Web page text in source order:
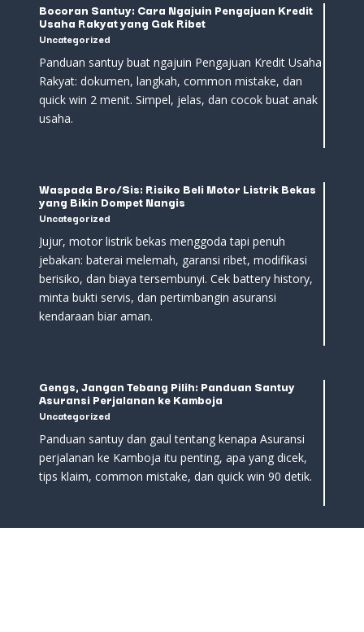
Bocoran Santuy: Cara Ngajuin Pengajuan Kredit
Usaha Rakyat yang Gak Ribet
Uncategorized
Panduan santuy buat ngajuin Pengajuan Kredit Usaha
Rakyat: dokumen, langkah, common mistake, dan
quick win 2 menit. Simpel, jelas, dan cocok buat anak
usaha.
Waspada Bro/Sis: Risiko Beli Motor Listrik Bekas
yang Bikin Dompet Nangis
Uncategorized
Jujur, motor listrik bekas menggoda tapi penuh
jebakan: baterai melemah, garansi ribet, modifikasi
berisiko, dan biaya tersembunyi. Cek battery history,
minta bukti servis, dan pertimbangin asuransi
kendaraan biar aman.
Gengs, Jangan Tebang Pilih: Panduan Santuy
Asuransi Perjalanan ke Kamboja
Uncategorized
Panduan santuy dan gaul tentang kenapa Asuransi
perjalanan ke Kamboja itu penting, apa yang dicek,
tips klaim, common mistake, dan quick win 90 detik.